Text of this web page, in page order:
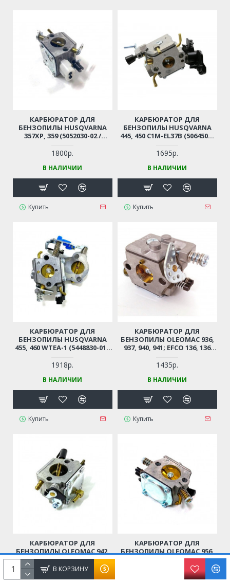
В КОРЗИНУ
КАРБЮРАТОР ДЛЯ
БЕНЗОПИЛЫ HUSQVARNA
357XP, 359 (5052030-02 /
1800р.
В НАЛИЧИИ
Купить
КАРБЮРАТОР ДЛЯ
БЕНЗОПИЛЫ HUSQVARNA
445, 450 C1M-EL37B (5064504-
1695р.
В НАЛИЧИИ
Купить
КАРБЮРАТОР ДЛЯ
БЕНЗОПИЛЫ HUSQVARNA
455, 460 WTEA-1 (5448830-01 /
1918р.
В НАЛИЧИИ
Купить
КАРБЮРАТОР ДЛЯ
БЕНЗОПИЛЫ OLEOMAC 936,
937, 940, 941; EFCO 136, 136
1435р.
В НАЛИЧИИ
Купить
КАРБЮРАТОР ДЛЯ
БЕНЗОПИЛЫ OLEOMAC 942,
946, 951
КАРБЮРАТОР ДЛЯ
БЕНЗОПИЛЫ OLEOMAC 956,
962, 965 (5001-0302A /